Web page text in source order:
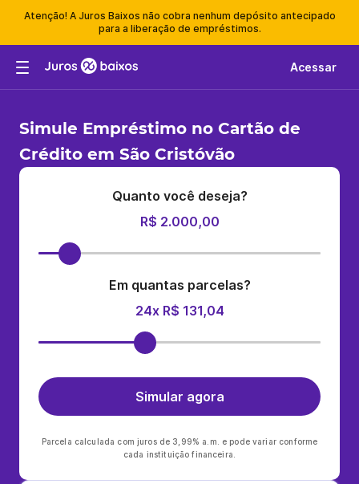
Atenção! A Juros Baixos não cobra nenhum depósito antecipado
para a liberação de empréstimos.
Acessar
Simule Empréstimo no Cartão de
Crédito em São Cristóvão
Quanto você deseja?
R$ 2.000,00
Em quantas parcelas?
24x R$ 131,04
Simular agora
Parcela calculada com juros de 3,99% a.m. e pode variar conforme
cada instituição financeira.